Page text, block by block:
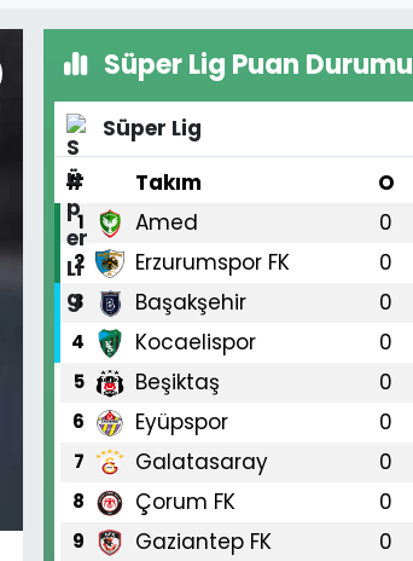
Süper Lig Puan Durumu
Süper Lig
#
Takım O
1 Amed 0
2 Erzurumspor FK 0
3 Başakşehir 0
4 Kocaelispor 0
5 Beşiktaş 0
6 Eyüpspor 0
7 Galatasaray 0
8 Çorum FK 0
9 Gaziantep FK 0